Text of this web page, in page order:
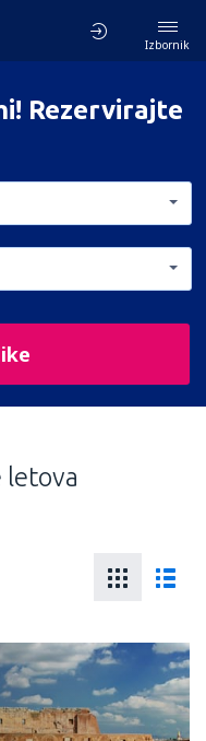
Izbornik
Rezervirajte
letova